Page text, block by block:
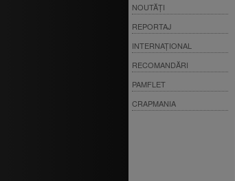
NOUTĂȚI
REPORTAJ
INTERNAȚIONAL
RECOMANDĂRI
PAMFLET
CRAPMANIA